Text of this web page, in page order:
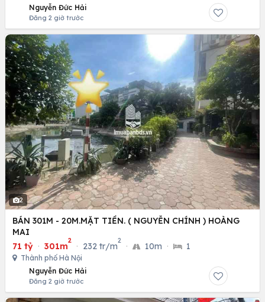
Nguyễn Đức Hải
Đăng 2 giờ trước
2
BÁN 301M - 20M.MẶT TIỀN. ( NGUYỄN CHÍNH ) HOÀNG
MAI
71 tỷ · 301m
2
· 232 tr/m
2
· 10m · 1
Thành phố Hà Nội
Nguyễn Đức Hải
Đăng 2 giờ trước